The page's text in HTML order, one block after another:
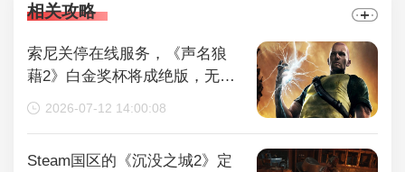
相关攻略
索尼关停在线服务，《声名狼
藉2》白金奖杯将成绝版，无法
再获取
2026-07-12 14:00:08
Steam国区的《沉没之城2》定